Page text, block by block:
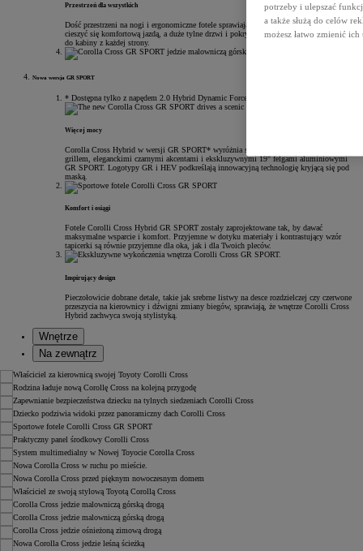
Przestrzeń dla wszystkich
Dość przestrzeni na nogi i ergonomiczne fotele sprawiają, że pasażerowie z tyłu mogą
cieszyć się komfortową jazdą, a duże tylne drzwi i pokrywa bagażnika ułatwiają dostęp
do kabiny z każdej strony.
Nowa wersja GR SPORT
* Dostępna tylko z napędem 2.0 Hybrid Dynamic Force 180 KM (FWD i AWD-i).
Więcej mocy
Corolla Cross Hybrid w wersji GR SPORT* wyróżnia się charakterystycznym przednim
grillem, eleganckimi czarnymi akcentami i ekskluzywnymi 19" felgami aluminiowymi
GR SPORT. Logotypy GR i HEV podkreślają innowacyjną technologię kryjącą się pod
maską.
Komfort i osiągi
Fotele Corolli Cross Hybrid GR SPORT zostały zaprojektowane tak, by dawać
maksymalne wsparcie i komfort. Przyjemne w dotyku materiały i kontrastujący wzór
tapicerki są równie przyjemne dla oka, jak i dla Twoich pleców.
Inspirujący design
Pieczołowicie dobrane detale, takie jak srebrne listwy na desce rozdzielczej czy czerwone
przeszycia na kierownicy i dźwigni zmiany biegów, sprawiają, że wnętrze Corolli Cross
Hybrid zachwyca swoją stylistyką.
Wnętrze
Na zewnątrz
potrzeby i ulepszać
a także służą do celów
możesz łatwo zmienić